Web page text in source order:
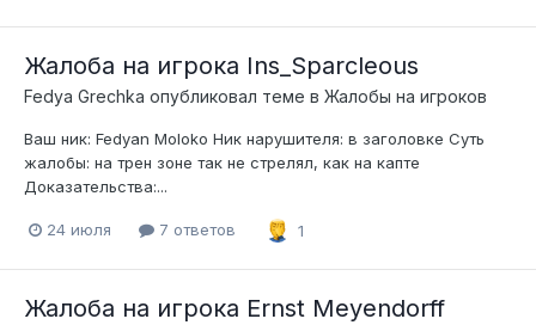
Жалоба на игрока Ins_Sparcleous
Fedya Grechka опубликовал теме в Жалобы на игроков
Ваш ник: Fedyan Moloko Ник нарушителя: в заголовке Суть
жалобы: на трен зоне так не стрелял, как на капте
Доказательства:...
24 июля 7 ответов 1
Жалоба на игрока Ernst Meyendorff